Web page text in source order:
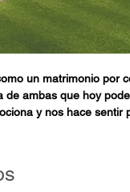
un matrimonio por
de ambas que hoy
y nos hace sentir
nivel mundial. Los